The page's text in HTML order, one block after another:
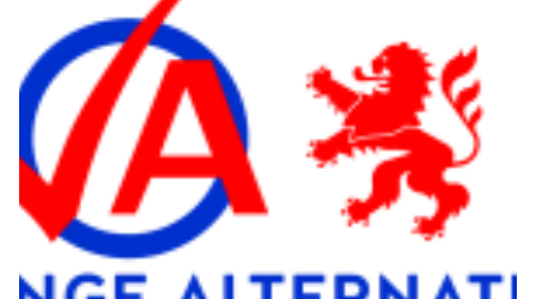
Gruppen:
Regionen:
Hessen
Schlagwörter: